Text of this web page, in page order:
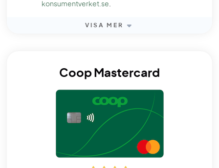
konsumentverket.se.
VISA MER
Coop Mastercard